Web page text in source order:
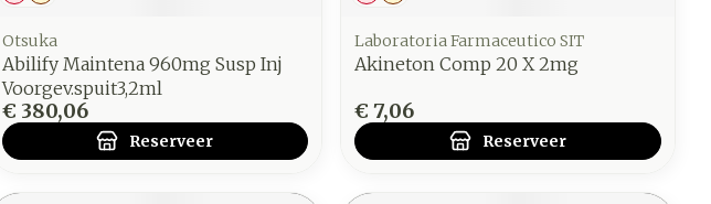
Otsuka
Abilify Maintena 960mg Susp Inj
Voorgev.spuit3,2ml
€ 380,06
Reserveer
Laboratoria Farmaceutico SIT
Akineton Comp 20 X 2mg
€ 7,06
Reserveer